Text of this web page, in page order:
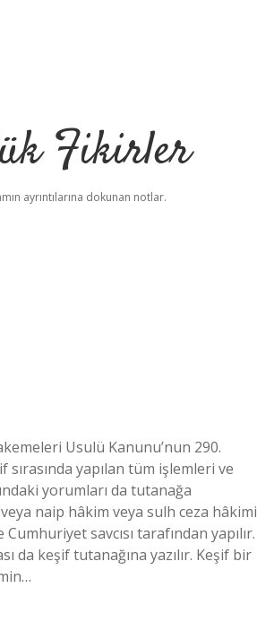
Fikirler
ayrıntılarına dokunan notlar.
Usulü Kanunu’nun 290.
yapılan tüm işlemleri ve
yorumları da tutanağa
naip hâkim veya sulh ceza hâkimi
savcısı tarafından yapılır.
da keşif tutanağına yazılır. Keşif bir